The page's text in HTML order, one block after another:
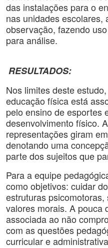
das instalações para o
nas unidades escolares,
observação, fazendo
para análise.
RESULTADOS:
Nos limites deste
educação física está
pelo ensino de esportes
desenvolvimento físico.
representações giram
denotando uma
parte dos sujeitos que
Para a equipe
como objetivos: cuidar
estruturas
valores morais. A pouca
associada ao não
com as questões
curricular e